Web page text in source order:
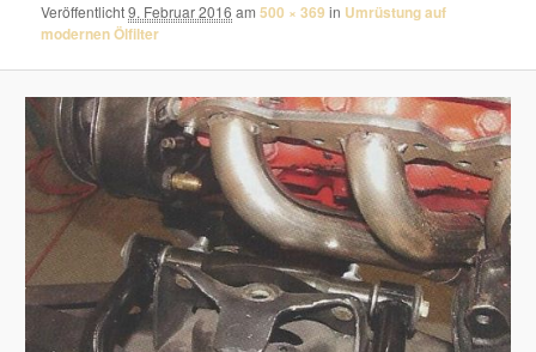
Veröffentlicht9. Februar 2016 am500 × 369 in Umrüstung auf
modernen Ölfilter